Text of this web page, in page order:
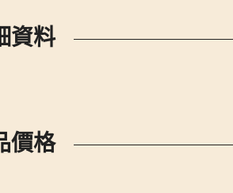
資料
價格